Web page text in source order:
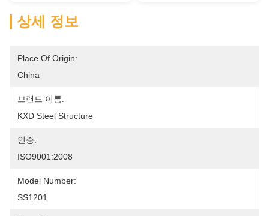
상세 정보
Place Of Origin:
China
브랜드 이름:
KXD Steel Structure
인증:
ISO9001:2008
Model Number:
SS1201